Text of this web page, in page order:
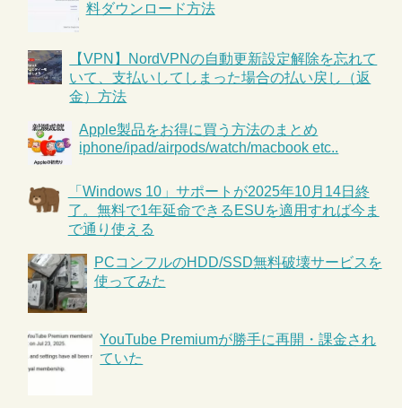
料ダウンロード方法
【VPN】NordVPNの自動更新設定解除を忘れて
いて、支払いしてしまった場合の払い戻し（返
金）方法
Apple製品をお得に買う方法のまとめ
iphone/ipad/airpods/watch/macbook etc..
「Windows 10」サポートが2025年10月14日終
了。無料で1年延命できるESUを適用すれば今ま
で通り使える
PCコンフルのHDD/SSD無料破壊サービスを
使ってみた
YouTube Premiumが勝手に再開・課金され
ていた